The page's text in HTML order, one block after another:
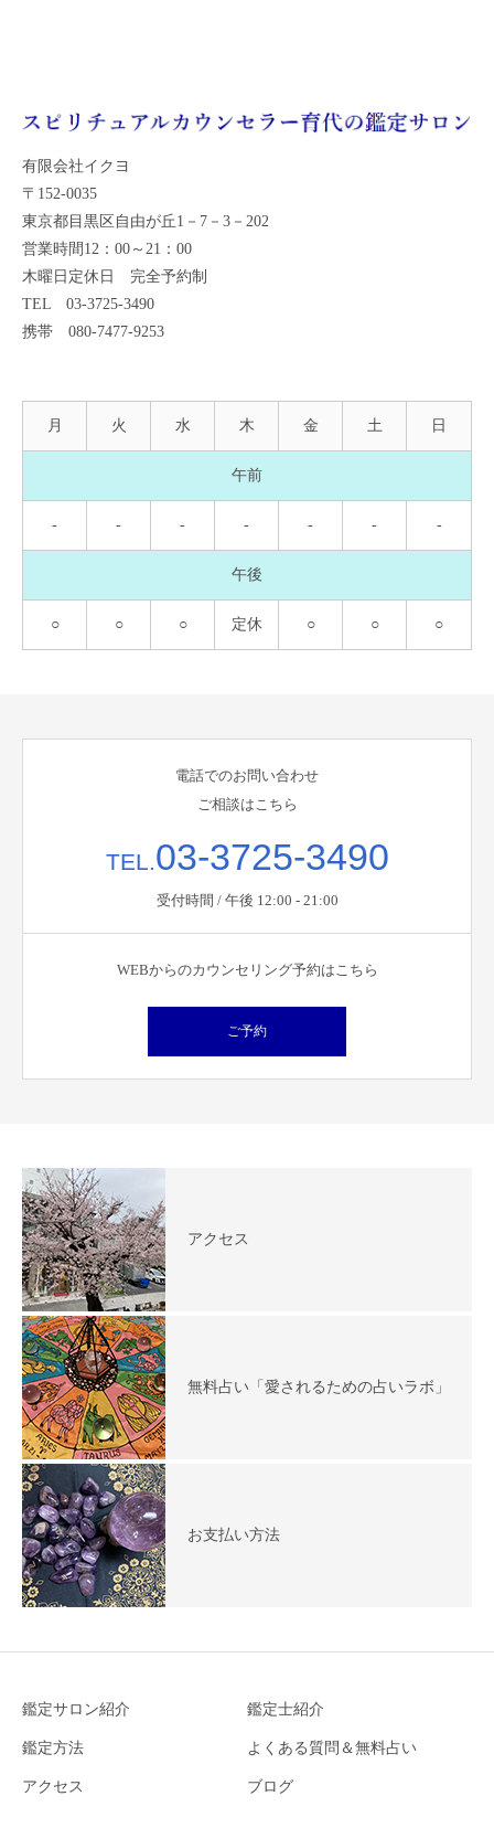
有限会社イクヨ
〒152-0035
東京都目黒区自由が丘1－7－3－202
営業時間12：00～21：00
木曜日定休日 完全予約制
TEL 03-3725-3490
携帯 080-7477-9253
月 火 水 木 金 土 日
午前
- - - - - - -
午後
○ ○ ○ 定休 ○ ○ ○
電話でのお問い合わせ
ご相談はこちら
TEL.03-3725-3490
受付時間 / 午後 12:00 - 21:00
WEBからのカウンセリング予約はこちら
ご予約
アクセス
無料占い「愛されるための占いラボ」
お支払い方法
鑑定サロン紹介 鑑定士紹介
鑑定方法 よくある質問＆無料占い
アクセス ブログ